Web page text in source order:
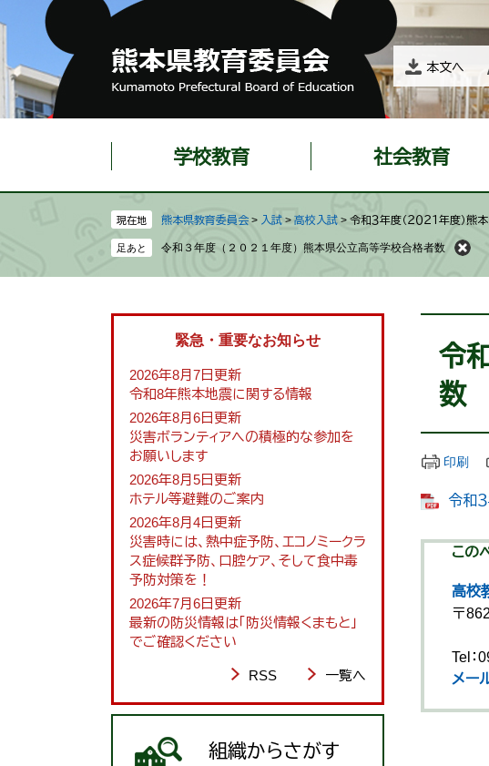
の
頭
ー
飛
本文へ
学校教育 社会教育
現在地 熊本県教育委員会 > 入試 > 高校入試 > 令和３年度（２０２１年度）
令和３年度（２０２１年度）熊本県公立高等学校合格者数
令
数
印刷
令和
この
高校
〒
Tel：
メー
緊急・重要なお知らせ
2026年8月7日更新
令和8年熊本地震に関する情報
2026年8月6日更新
災害ボランティアへの積極的な参加を
お願いします
2026年8月5日更新
ホテル等避難のご案内
2026年8月4日更新
災害時には、熱中症予防、エコノミークラ
ス症候群予防、口腔ケア、そして食中毒
予防対策を！
2026年7月6日更新
最新の防災情報は「防災情報くまもと」
でご確認ください
RSS 一覧へ
組織からさがす